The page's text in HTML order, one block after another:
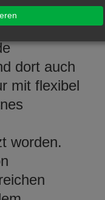
dort auch
mit flexibel
worden.